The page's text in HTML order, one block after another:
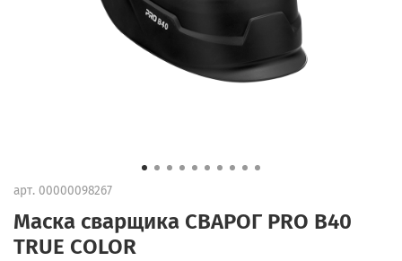
арт. 00000098267
Маска сварщика СВАРОГ PRO B40
TRUE COLOR